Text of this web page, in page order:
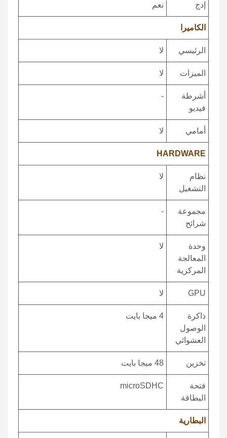
إدج نعم
الكاميرا
الرئيسي لا
الميزات لا
أشرطة
فيديو
-
أمامي لا
HARDWARE
نظام
التشغيل
لا
مجموعة
شرائح
-
وحدة
المعالجة
المركزية
لا
GPU لا
ذاكرة
الوصول
العشوائي
4 ميجا بايت
تخزين 48 ميجا بايت
فتحة
البطاقة
microSDHC
البطارية